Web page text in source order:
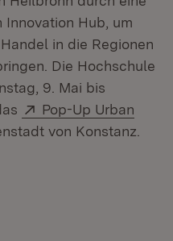
Innovation Hub, um
in die Regionen
Die Hochschule
9. Mai bis
Extern:
Pop-Up Urban
Fenster)
von Konstanz.